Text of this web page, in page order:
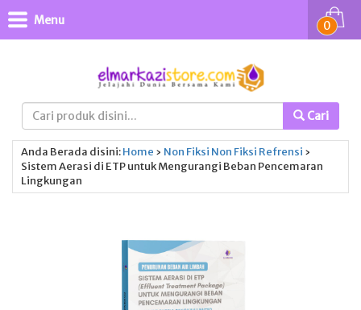
Cari
0
Menu
Anda Berada disini:Home › Non Fiksi Non Fiksi Refrensi ›
Sistem Aerasi di ETP untuk Mengurangi Beban Pencemaran
Lingkungan